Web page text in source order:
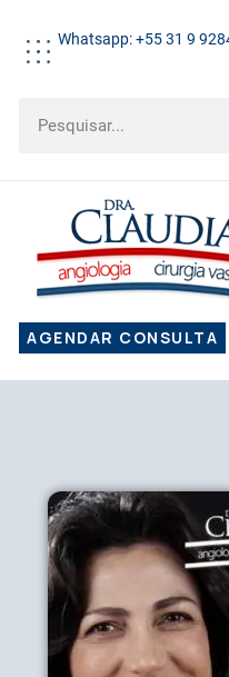
Whatsapp: +55 31 9
AGENDAR CONSULTA